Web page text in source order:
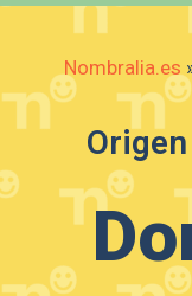
Nombralia.es